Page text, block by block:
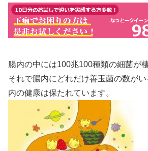
腸内の中には100兆100種類の細菌が
それで腸内にどれだけ善玉菌の数が
内の健康は保たれています。